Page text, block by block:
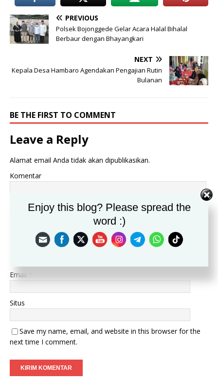
PREVIOUS
Polsek Bojonggede Gelar Acara Halal Bihalal
Berbaur dengan Bhayangkari
NEXT
Kepala Desa Hambaro Agendakan Pengajian Rutin
Bulanan
BE THE FIRST TO COMMENT
Leave a Reply
Alamat email Anda tidak akan dipublikasikan.
Komentar
Email
Situs
Save my name, email, and website in this browser for the
next time I comment.
Enjoy this blog? Please spread the
word :)